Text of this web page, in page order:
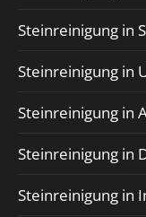
Steinreinigung in
Steinreinigung in
Steinreinigung in
Steinreinigung in
Steinreinigung in